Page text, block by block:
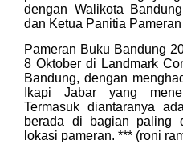
dengan Walikota
dan Ketua Panitia
Pameran Buku Bandung
8 Oktober di Landmark
Bandung, dengan
Ikapi Jabar yang
Termasuk diantaranya
berada di bagian paling
lokasi pameran. *** (roni